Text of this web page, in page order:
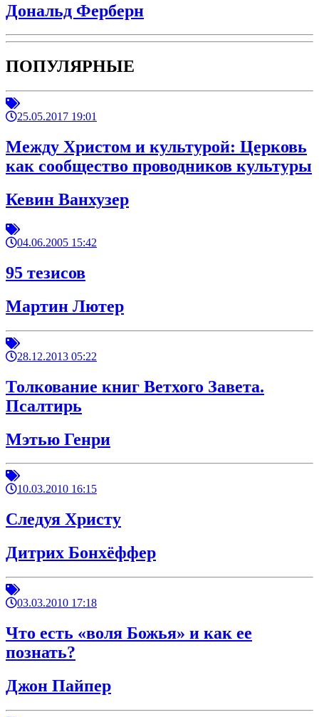
Дональд Ферберн
ПОПУЛЯРНЫЕ
25.05.2017 19:01
Между Христом и культурой: Церковь
как сообщество проводников культуры
Кевин Ванхузер
04.06.2005 15:42
95 тезисов
Мартин Лютер
28.12.2013 05:22
Толкование книг Ветхого Завета.
Псалтирь
Мэтью Генри
10.03.2010 16:15
Следуя Христу
Дитрих Бонхёффер
03.03.2010 17:18
Что есть «воля Божья» и как ее
познать?
Джон Пайпер